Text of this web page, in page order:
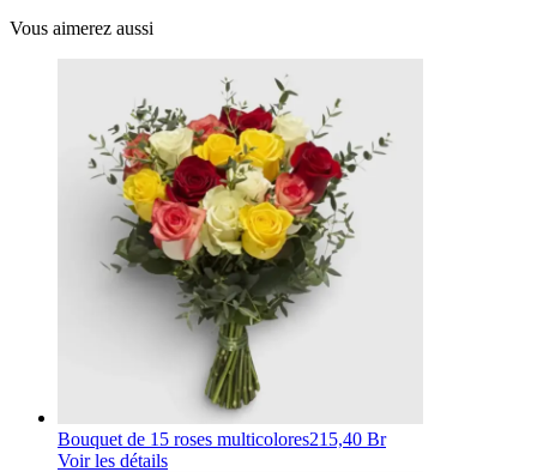
Vous aimerez aussi
Bouquet de 15 roses multicolores215,40 Br
Voir les détails